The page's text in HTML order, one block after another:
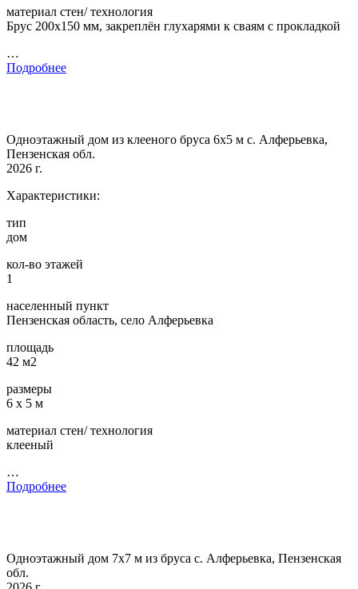
материал стен/ технология
Брус 200х150 мм, закреплён глухарями к сваям с прокладкой
…
Подробнее
Одноэтажный дом из клееного бруса 6х5 м с. Алферьевка,
Пензенская обл.
2026 г.
Характеристики:
тип
дом
кол-во этажей
1
населенный пункт
Пензенская область, село Алферьевка
площадь
42 м2
размеры
6 х 5 м
материал стен/ технология
клееный
…
Подробнее
Одноэтажный дом 7х7 м из бруса с. Алферьевка, Пензенская
обл.